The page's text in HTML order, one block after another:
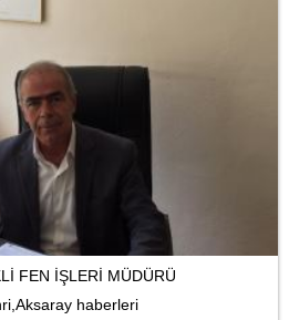
FEN İŞLERİ MÜDÜRÜ
haberleri